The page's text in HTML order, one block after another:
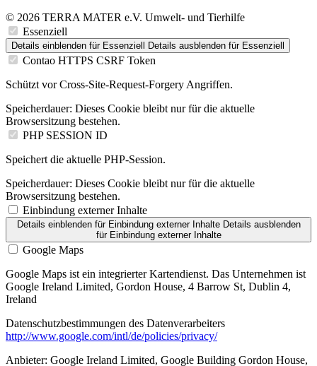
© 2026 TERRA MATER e.V. Umwelt- und Tierhilfe
Essenziell
Details einblenden für Essenziell Details ausblenden für Essenziell
Contao HTTPS CSRF Token
Schützt vor Cross-Site-Request-Forgery Angriffen.
Speicherdauer: Dieses Cookie bleibt nur für die aktuelle
Browsersitzung bestehen.
PHP SESSION ID
Speichert die aktuelle PHP-Session.
Speicherdauer: Dieses Cookie bleibt nur für die aktuelle
Browsersitzung bestehen.
Einbindung externer Inhalte
Details einblendenfür Einbindung externer Inhalte Details ausblenden
für Einbindung externer Inhalte
Google Maps
Google Maps ist ein integrierter Kartendienst. Das Unternehmen ist
Google Ireland Limited, Gordon House, 4 Barrow St, Dublin 4,
Ireland
Datenschutzbestimmungen des Datenverarbeiters
http://www.google.com/intl/de/policies/privacy/
Anbieter: Google Ireland Limited, Google Building Gordon House,